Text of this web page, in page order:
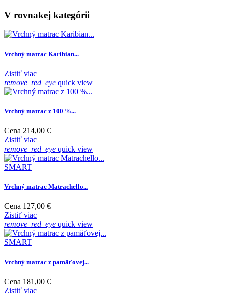
V rovnakej kategórii
Vrchný matrac Karibian...
Zistiť viac
remove_red_eye quick view
Vrchný matrac z 100 %...
Cena 214,00 €
Zistiť viac
remove_red_eye quick view
SMART
Vrchný matrac Matrachello...
Cena 127,00 €
Zistiť viac
remove_red_eye quick view
SMART
Vrchný matrac z pamäťovej...
Cena 181,00 €
Zistiť viac